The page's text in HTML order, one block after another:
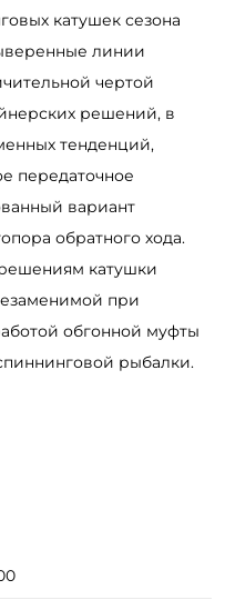
катушек сезона
линии
чертой
решений, в
тенденций,
передаточное
вариант
обратного хода.
катушки
при
обгонной муфты
рыбалки.
катушки.
отлично
и среднего класса,